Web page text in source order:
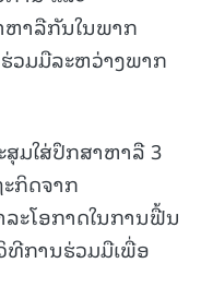
ຫາລືກັນໃນພາກ
ວມມືລະຫວ່າງພາກ
ສຸມໃສ່ປຶກສາຫາລື 3
ກິດຈາກ
ະໂອກາດໃນການຟື້ນ
ທີການຮ່ວມມືເພື່ອ